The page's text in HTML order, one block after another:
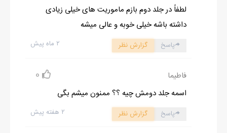
حالا همه مرخصيد....ميتونيد بريد خونه....ممکنه ديگه برنگرديد....!!!!
يا خدا...يعنى شهيد ميشم؟؟؟
نه بابا...منو چه به شهادت!
نه بابا!!!اين حرفاى سرهنگ چقد تاثير گذار بوده ما خبر نداشتيم!!!!!
-لبامو با زبونم خيس کردم و با صدايى که بهت توش کاملا پيدا
بود,گفتم:منم دلم تنگ ميشه مامان.
-رئيست ميگفت ماموريتت خيلى مهمه!
قراره کشورتو نجات بدى ...خيلى خوشحالم که دخترم قهرمان شده..
لطفاً در جلد دوم بازم ماموریت های خیلی زیادی
داشته باشه خیلی خوبه و عالی میشه
۲ ماه پیش پاسخ گزارش نظر
فاطیما 0
اسمه جلد دومش چیه ؟؟ ممنون میشم بگی
۲ هفته پیش پاسخ گزارش نظر